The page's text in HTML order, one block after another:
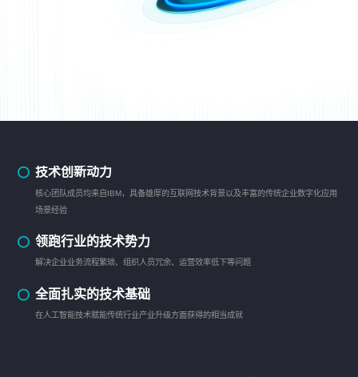
技术创新动力
核心团队成员均来自IBM，具备雄厚的互联网技术背景以及丰富的传统企业数字化应用
场景经验
领跑行业的技术势力
解决企业业务流程繁琐、组织人员冗余、运营效率低下等问题
全面扎实的技术基础
在人工智能技术赋能传统行业产业升级方面获得的相当成就